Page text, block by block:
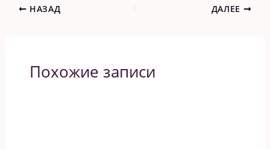
НАЗАД ДАЛЕЕ
Похожие записи